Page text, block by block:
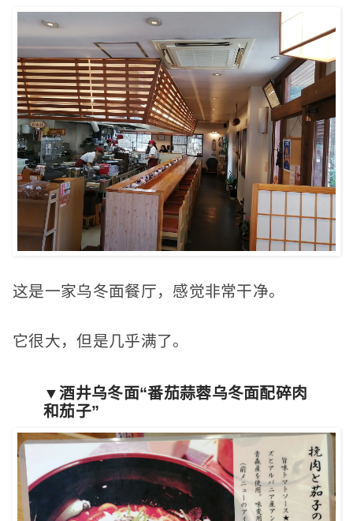
这是一家乌冬面餐厅，感觉非常干净。
它很大，但是几乎满了。
▼酒井乌冬面“番茄蒜蓉乌冬面配碎肉
和茄子”